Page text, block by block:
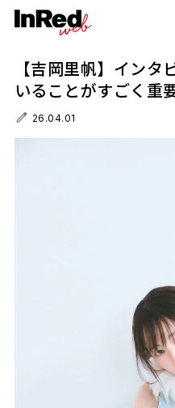
【吉岡里帆】イン
いることがすごく重要
26.04.01